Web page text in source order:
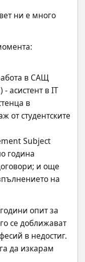
ни е много
в САЩ
асистент в IT
в
от студентските
Subject
година
и още
на
опит за
се доближават
в недостиг.
да изкарам